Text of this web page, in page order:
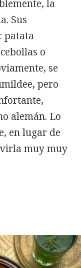
la
Sus
patata
o
se
pero
alemán. Lo
en lugar de
muy muy